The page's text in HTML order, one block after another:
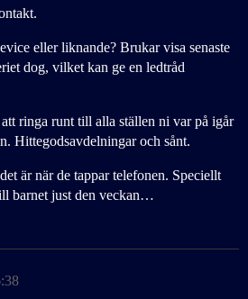
eller liknande? Brukar visa senaste
dog, vilket kan ge en ledtråd
ringa runt till alla ställen ni var på igår
Hittegodsavdelningar och sånt.
är när de tappar telefonen. Speciellt
barnet just den veckan…